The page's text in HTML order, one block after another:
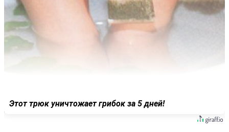
Этот трюк уничтожает грибок за 5 дней!